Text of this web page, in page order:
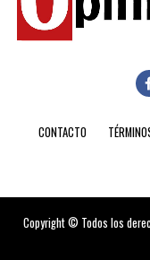
CONTACTO
Copyright © Todos los